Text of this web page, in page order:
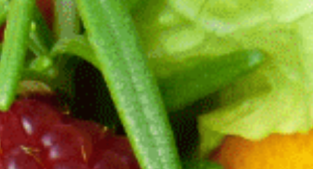
Mi cuenta